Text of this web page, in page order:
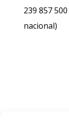
239 857 500
nacional)